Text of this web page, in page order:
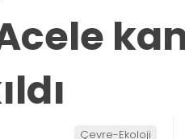
Çevre-Ekoloji